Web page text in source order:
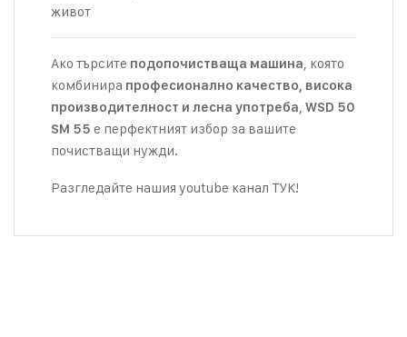
живот
Ако търсите подопочистваща машина, която
комбинира професионално качество, висока
производителност и лесна употреба, WSD 50
SM 55 е перфектният избор за вашите
почистващи нужди.
Разгледайте нашия youtube канал ТУК!